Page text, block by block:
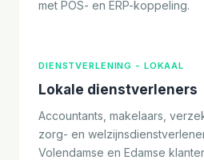
met POS- en ERP-koppeling.
DIENSTVERLENING - LOKAAL
Lokale dienstverleners
Accountants, makelaars,
zorg- en
Volendamse en Edamse